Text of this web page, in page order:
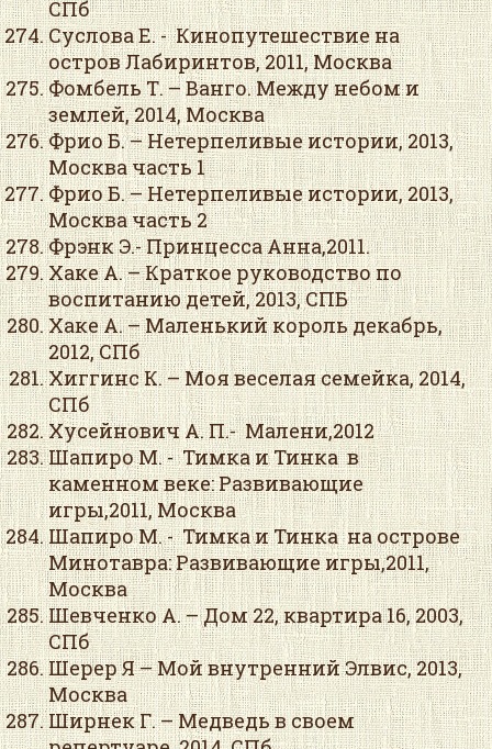
СПб
Суслова Е. - Кинопутешествие на
остров Лабиринтов, 2011, Москва
Фомбель Т. – Ванго. Между небом и
землей, 2014, Москва
Фрио Б. – Нетерпеливые истории, 2013,
Москва часть 1
Фрио Б. – Нетерпеливые истории, 2013,
Москва часть 2
Фрэнк Э.- Принцесса Анна,2011.
Хаке А. – Краткое руководство по
воспитанию детей, 2013, СПБ
Хаке А. – Маленький король декабрь,
2012, СПб
Хиггинс К. – Моя веселая семейка, 2014,
СПб
Хусейнович А. П.- Малени,2012
Шапиро М. - Тимка и Тинка в
каменном веке: Развивающие
игры,2011, Москва
Шапиро М. - Тимка и Тинка на острове
Минотавра: Развивающие игры,2011,
Москва
Шевченко А. – Дом 22, квартира 16, 2003,
СПб
Шерер Я – Мой внутренний Элвис, 2013,
Москва
Ширнек Г. – Медведь в своем